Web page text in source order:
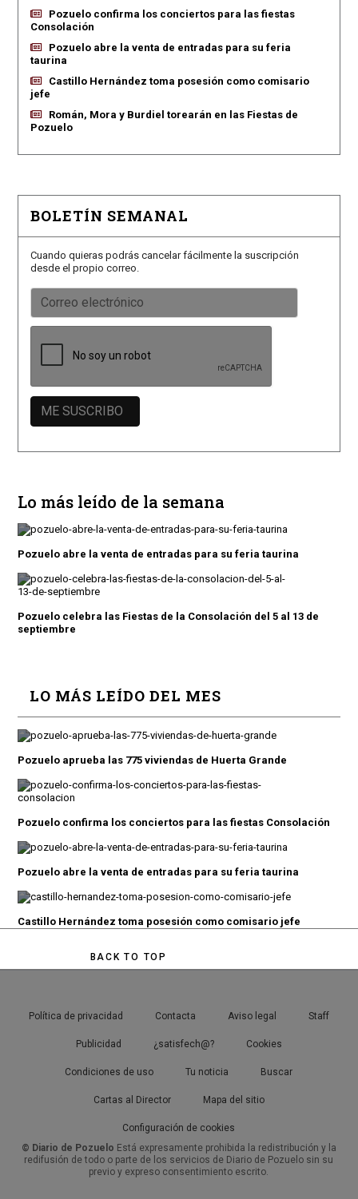
Pozuelo confirma los conciertos para las fiestas
Consolación
Pozuelo abre la venta de entradas para su feria
taurina
Castillo Hernández toma posesión como comisario
jefe
Román, Mora y Burdiel torearán en las Fiestas de
Pozuelo
BOLETÍN SEMANAL
Cuando quieras podrás cancelar fácilmente la suscripción
desde el propio correo.
Lo más leído de la semana
Pozuelo abre la venta de entradas para su feria taurina
Pozuelo celebra las Fiestas de la Consolación del 5 al 13 de
septiembre
LO MÁS LEÍDO DEL MES
Pozuelo aprueba las 775 viviendas de Huerta Grande
Pozuelo confirma los conciertos para las fiestas Consolación
Pozuelo abre la venta de entradas para su feria taurina
Castillo Hernández toma posesión como comisario jefe
BACK TO TOP
Política de privacidad Contacta Aviso legal Staff
Publicidad ¿satisfech@? Cookies
Condiciones de uso Tu noticia Buscar
Cartas al Director Mapa del sitio
Configuración de cookies
© Diario de Pozuelo Está expresamente prohibida la redistribución y la
redifusión de todo o parte de los servicios de Diario de Pozuelo sin su
previo y expreso consentimiento escrito.